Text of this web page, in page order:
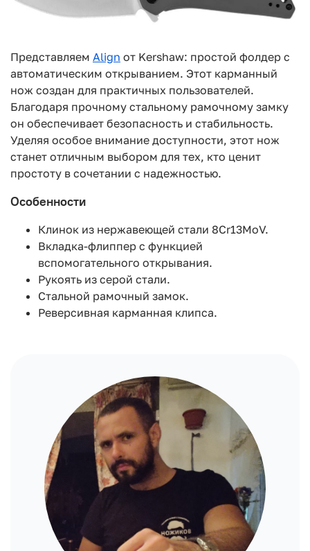
Представляем Align от Kershaw: простой фолдер с
автоматическим открыванием. Этот карманный
нож создан для практичных пользователей.
Благодаря прочному стальному рамочному замку
он обеспечивает безопасность и стабильность.
Уделяя особое внимание доступности, этот нож
станет отличным выбором для тех, кто ценит
простоту в сочетании с надежностью.
Особенности
Клинок из нержавеющей стали 8Cr13MoV.
Вкладка-флиппер с функцией
вспомогательного открывания.
Рукоять из серой стали.
Стальной рамочный замок.
Реверсивная карманная клипса.